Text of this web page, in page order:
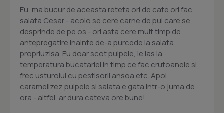
Eu, ma bucur de aceasta reteta ori de cate ori fac
salata Cesar - acolo se cere carne de pui care se
desprinde de pe os - ori asta cere mult timp de
antepregatire inainte de-a purcede la salata
propriuzisa. Eu doar scot pulpele, le las la
temperatura bucatariei in timp ce fac crutoanele si
frec usturoiul cu pestisorii ansoa etc. Apoi
caramelizez pulpele si salata e gata intr-o juma de
ora - altfel, ar dura cateva ore bune!